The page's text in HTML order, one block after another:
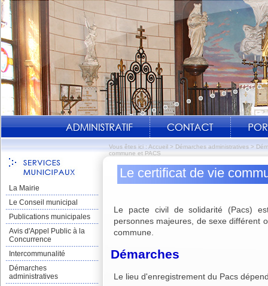
Vous êtes ici : Accueil > Démarches administratives >
commune et PACS
La Mairie
Le Conseil municipal
Publications municipales
Avis d'Appel Public à la
Concurrence
Intercommunalité
Démarches
administratives
Le certificat de vie
Le pacte civil de solidarité (Pacs)
personnes majeures, de sexe différent
commune.
Démarches
Le lieu d'enregistrement du Pacs